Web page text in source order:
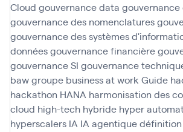
Cloud gouvernance data gouvernance
gouvernance des nomenclatures
gouvernance des systèmes
donnéesgouvernance financière
gouvernance SI gouvernance
bawgroupe business at work Guide
hackathon HANA harmonisation des
cloud high-tech hybride hyper
hyperscalers IA IA agentique définition